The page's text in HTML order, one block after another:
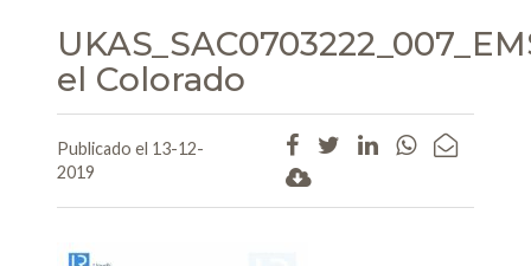
el Colorado
Publicado el 13-12-
2019